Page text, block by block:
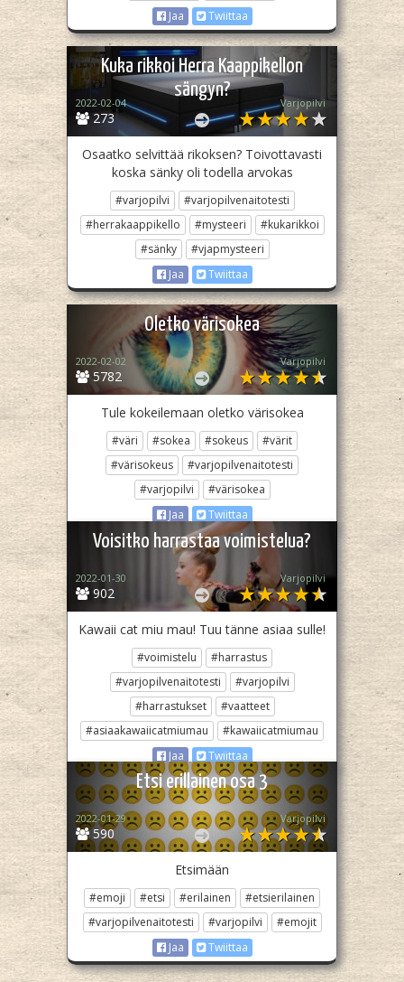
Jaa
Twiittaa
Kuka rikkoi Herra Kaappikellon
sängyn?
273
2022-02-04 Varjopilvi
Osaatko selvittää rikoksen? Toivottavasti
koska sänky oli todella arvokas
#varjopilvi
#varjopilvenaitotesti
#herrakaappikello
#mysteeri
#kukarikkoi
#sänky
#vjapmysteeri
Jaa
Twiittaa
Oletko värisokea
5782
2022-02-02 Varjopilvi
Tule kokeilemaan oletko värisokea
#väri #sokea #sokeus
#värit
#värisokeus
#varjopilvenaitotesti
#varjopilvi
#värisokea
Jaa
Twiittaa
Voisitko harrastaa voimistelua?
902
2022-01-30 Varjopilvi
Kawaii cat miu mau! Tuu tänne asiaa sulle!
#voimistelu
#harrastus
#varjopilvenaitotesti
#varjopilvi
#harrastukset
#vaatteet
#asiaakawaiicatmiumau
#kawaiicatmiumau
Jaa
Twiittaa
Etsi erillainen osa 3
590
2022-01-29 Varjopilvi
Etsimään
#emoji #etsi #erilainen
#etsierilainen
#varjopilvenaitotesti
#varjopilvi
#emojit
Jaa
Twiittaa